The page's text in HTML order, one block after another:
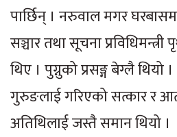
पार्छिन् । नरुवाल मगर
सञ्चार तथा सूचना
थिए । पुग्नुको प्रसङ्ग बेग्लै थियो ।
गुरुङलाई गरिएको सत्कार र
अतिथिलाई जस्तै समान थियो ।